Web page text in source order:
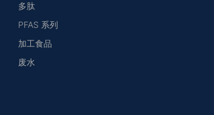
多肽
PFAS 系列
加工食品
废水